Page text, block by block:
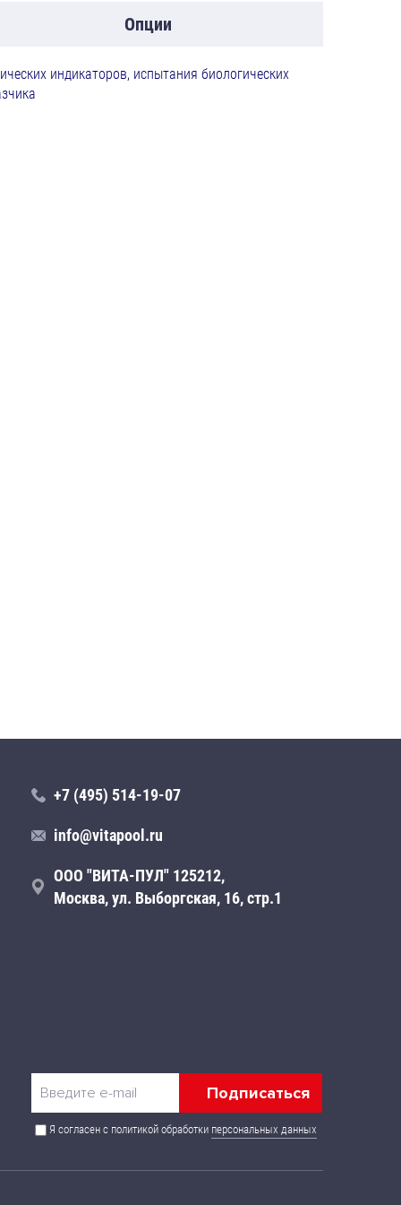
Опции
индикаторов, испытания биологических
+7 (495) 514-19-07
info@vitapool.ru
ООО "ВИТА-ПУЛ" 125212,
Москва, ул. Выборгская, 16, стр.1
Я согласен с политикой обработки персональных данных